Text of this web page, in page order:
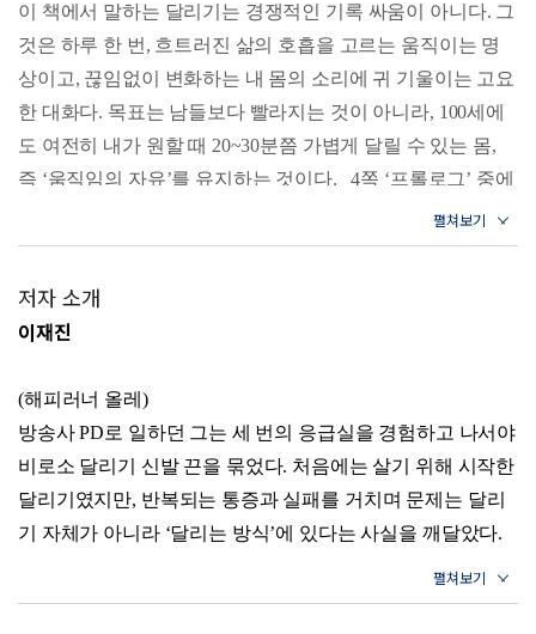
Part 3. 100세까지 통증 없이 달리는 실전 기술
1장. 속도는 따라올 뿐, 호흡으로 달리는 법
2장. 리듬이 먼저, 보폭은 다음
3장. 좋은 자세는 ‘만드는’ 것이 아니라 ‘덜어내는’ 것
5장. 러닝 통증의 올바른 이해
6장. 달리지 않는 시간의 힘: 회복의 프로세스
Part 4. 과학이 증명하는 느림의 기적
1장. 대사 유연성: 100세 러너의 비밀
3장. 몸속의 고속도로, 혈류 네트워크를 재건하는 법
4장. 멈춤의 과학: 몸이 강해지는 시간
5장. 무너지지 않는 관절 설계법
6장. 7년의 증명, 감기를 이기는 몸의 비밀
7장. 노화의 속도를 늦추는 법, 장수 유전자를 깨우다
8장. 몸의 스위치를 끄는 법, 자율신경의 재조정
1장. 결심 대신 설계를, 의지 대신 습관을
이 책에서 말하는 달리기는 경쟁적인 기록 싸움이 아니다. 그
것은 하루 한 번, 흐트러진 삶의 호흡을 고르는 움직이는 명
상이고, 끊임없이 변화하는 내 몸의 소리에 귀 기울이는 고요
한 대화다. 목표는 남들보다 빨라지는 것이 아니라, 100세에
도 여전히 내가 원할 때 20~30분쯤 가볍게 달릴 수 있는 몸,
즉 ‘움직임의 자유’를 유지하는 것이다. _4쪽 ‘프롤로그’ 중에
자들은 인간의 뇌가 ‘리듬 생명체Rhythmic Being’라고 말한
다. 심장 박동, 호흡, 뇌파. 이 주기들이 일정할 때, 신체는 에
와 스트레스를 만든다. 슬로 조깅은 이런 내부 리듬을 다시
정렬시킨다. 일정한 보폭과 호흡이 뇌의 알파파를 안정화하
고, 스트레스 호르몬인 코르티솔을 낮춘다. 몸이 리듬을 찾으
면, 마음도 제자리를 찾는다. _29쪽 '100년의 삶, 슬로 조깅으
로 리듬을 되찾는 법' 중에서
저자 소개
이재진
(해피러너 올레)
방송사 PD로 일하던 그는 세 번의 응급실을 경험하고 나서야
비로소 달리기 신발 끈을 묶었다. 처음에는 살기 위해 시작한
달리기였지만, 반복되는 통증과 실패를 거치며 문제는 달리
기 자체가 아니라 ‘달리는 방식’에 있다는 사실을 깨달았다.
속도를 버리자 달리기가 달라졌고, 그 후 13년 동안 하루도
빠짐없이 10km를 달리며 느리게 달리는 것이 더 오래, 더 멀